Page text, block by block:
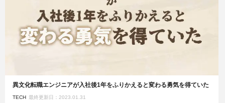
異文化転職エンジニアが入社後1年をふりかえると変わる勇気を得ていた
TECH 最終更新日：2023.01.31